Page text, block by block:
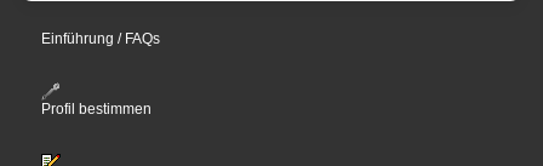
Einführung / FAQs
Profil bestimmen